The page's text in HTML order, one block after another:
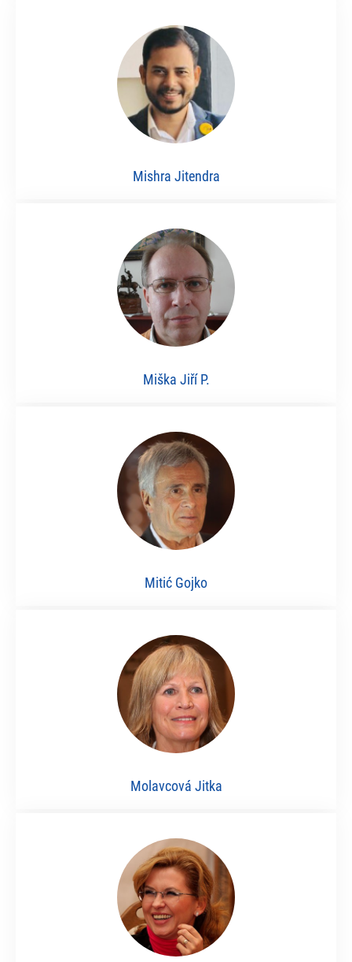
Mishra Jitendra
Miška Jiří P.
Mitić Gojko
Molavcová Jitka